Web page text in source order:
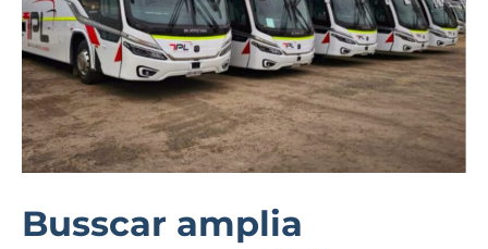
Busscar amplia
com
entrega
de
cinco
ônibus
Vissta
345